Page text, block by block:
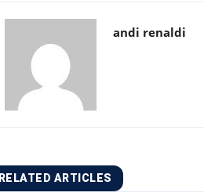
andi renaldi
RELATED ARTICLES